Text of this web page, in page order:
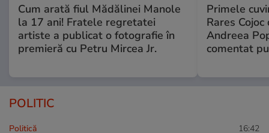
Cum arată fiul Mădălinei Manole
la 17 ani! Fratele regretatei
artiste a publicat o fotografie în
premieră cu Petru Mircea Jr.
Primele
Rares
Andreea
comentat
POLITIC
Politică 16:42